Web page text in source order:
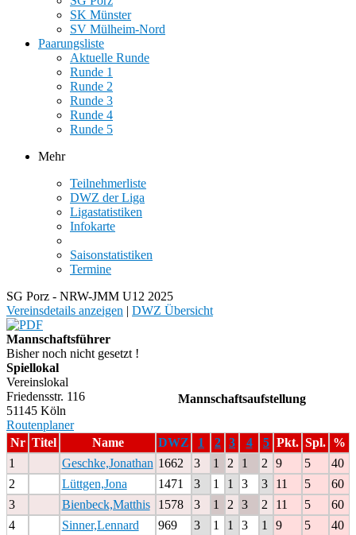
SK Münster
SV Mülheim-Nord
Paarungsliste
Aktuelle Runde
Runde 1
Runde 2
Runde 3
Runde 4
Runde 5
Mehr
Teilnehmerliste
DWZ der Liga
Ligastatistiken
Infokarte
Saisonstatistiken
Termine
SG Porz - NRW-JMM U12 2025
Vereinsdetails anzeigen | DWZ Übersicht
Mannschaftsführer
Bisher noch nicht gesetzt !
Spiellokal
Vereinslokal
Friedensstr. 116
51145 Köln
Routenplaner
Mannschaftsaufstellung
Nr Titel Name DWZ 1 2 3 4 5 Pkt. Spl. %
1
Geschke,Jonathan 1662 3 1 2 1 2 9 5
40
2
Lüttgen,Jona 1471 3 1 1 3 3 11 5
60
3
Bienbeck,Matthis 1578 3 1 2 3 2 11 5
60
4
Sinner,Lennard 969 3 1 1 3 1 9 5
40